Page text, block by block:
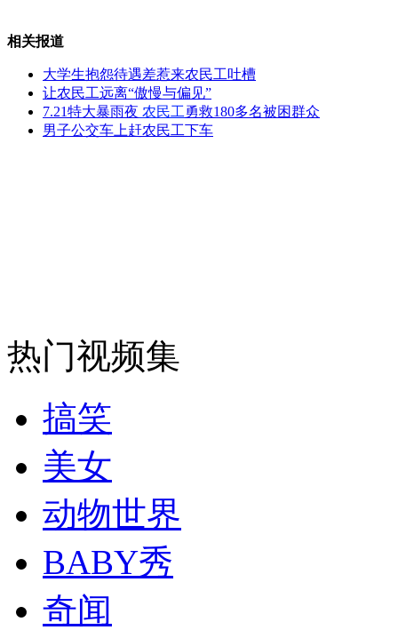
鳄鱼当宠物卖 店主称长大后可做皮包
无痛分娩是否安全 医生回应
外交部：反对强权政治霸凌主义
外交部：有关国家言论片面不公正
相关报道
大学生抱怨待遇差惹来农民工吐槽
让农民工远离“傲慢与偏见”
7.21特大暴雨夜 农民工勇救180多名被困群众
男子公交车上赶农民工下车
热门视频集
搞笑
美女
动物世界
BABY秀
奇闻